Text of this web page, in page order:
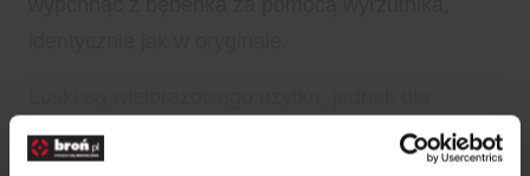
większego komfortu warto zaopatrzyć się w ich